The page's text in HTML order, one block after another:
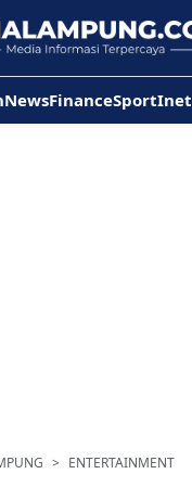
NewsFinanceSportInet
ENTERTAINMENT